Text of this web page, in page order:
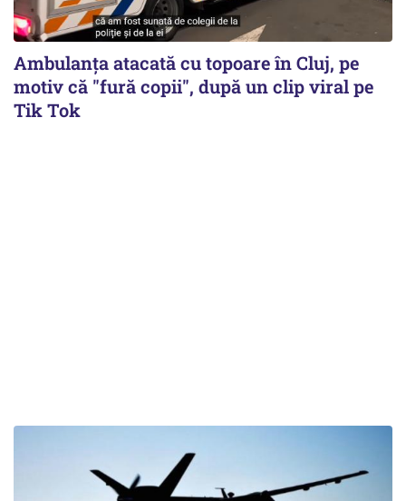
Ambulanța atacată cu topoare în Cluj, pe
motiv că "fură copii", după un clip viral pe
Tik Tok